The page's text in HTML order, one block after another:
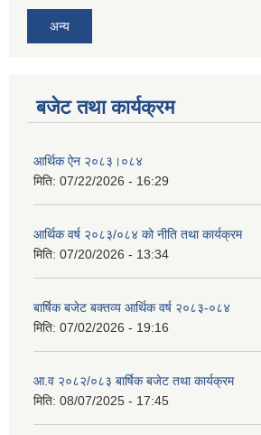
अन्य
बजेट तथा कार्यक्रम
आर्थिक ऐन २०८३।०८४
मिति: 07/22/2026 - 16:29
आर्थिक वर्ष २०८३/०८४ को नीति तथा कार्यक्रम
मिति: 07/20/2026 - 13:34
बार्षिक बजेट बक्तव्य आर्थिक वर्ष २०८३-०८४
मिति: 07/02/2026 - 19:16
आ.व २०८२/०८३ बार्षिक बजेट तथा कार्यक्रम
मिति: 08/07/2025 - 17:45